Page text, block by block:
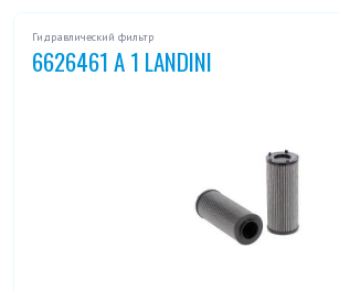
Гидравлический фильтр
6626461 A 1 LANDINI